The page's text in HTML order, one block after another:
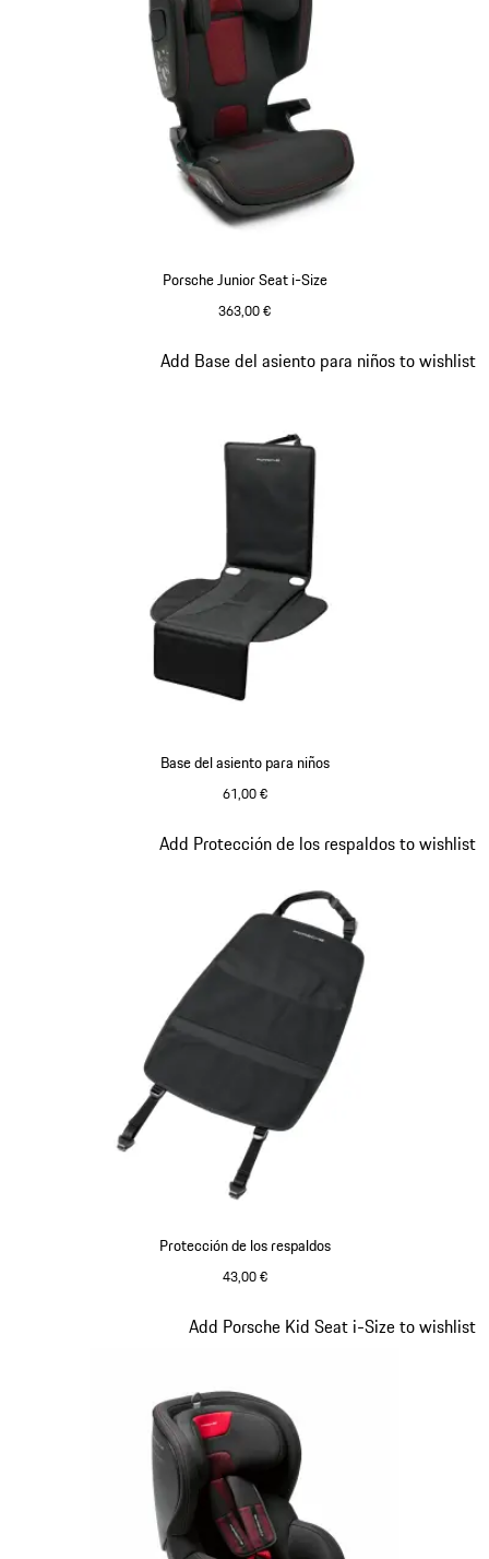
Porsche Junior Seat i-Size
363,00 €
Base del asiento para niños
61,00 €
Add Base del asiento para niños to wishlist
Protección de los respaldos
43,00 €
Add Protección de los respaldos to wishlist
Add Porsche Kid Seat i-Size to wishlist